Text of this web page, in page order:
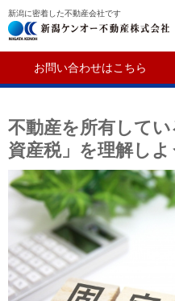
新潟に密着した不動産会社です
お問い合わせはこちら
不動産を所有して
資産税」を理解しよ